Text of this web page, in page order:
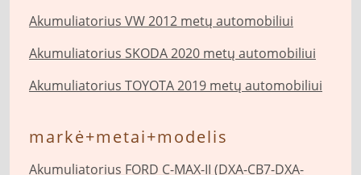
Akumuliatorius VW 2012 metų automobiliui
Akumuliatorius SKODA 2020 metų automobiliui
Akumuliatorius TOYOTA 2019 metų automobiliui
markė+metai+modelis
Akumuliatorius FORD C-MAX-II (DXA-CB7-DXA-